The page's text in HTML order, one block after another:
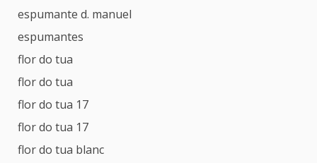
espumante d. manuel
espumantes
flor do tua
flor do tua
flor do tua 17
flor do tua 17
flor do tua blanc